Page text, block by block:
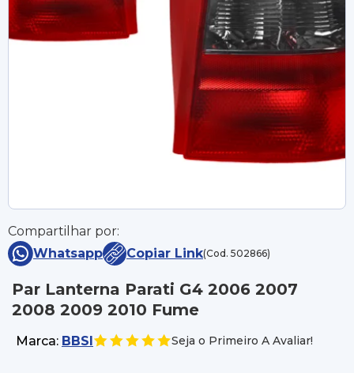
Compartilhar por:
Whatsapp
Copiar Link(Cod. 502866)
Par Lanterna Parati G4 2006 2007
2008 2009 2010 Fume
Marca: BBSI Seja o Primeiro A Avaliar!